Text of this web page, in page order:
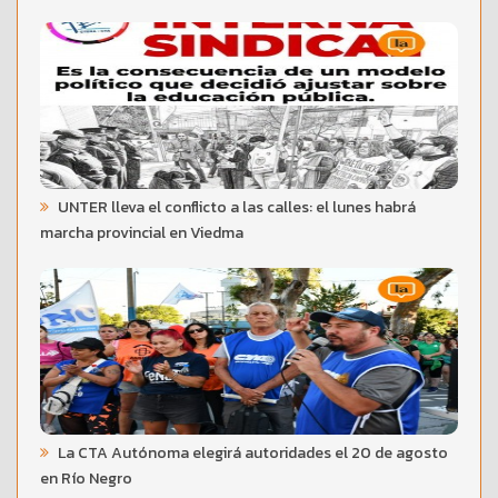
UNTER lleva el conflicto a las calles: el lunes habrá
marcha provincial en Viedma
La CTA Autónoma elegirá autoridades el 20 de agosto
en Río Negro